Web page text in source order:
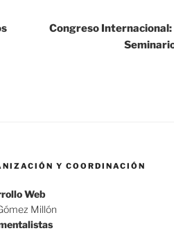
Congreso
Y COORDINACIÓN
Web
Millón